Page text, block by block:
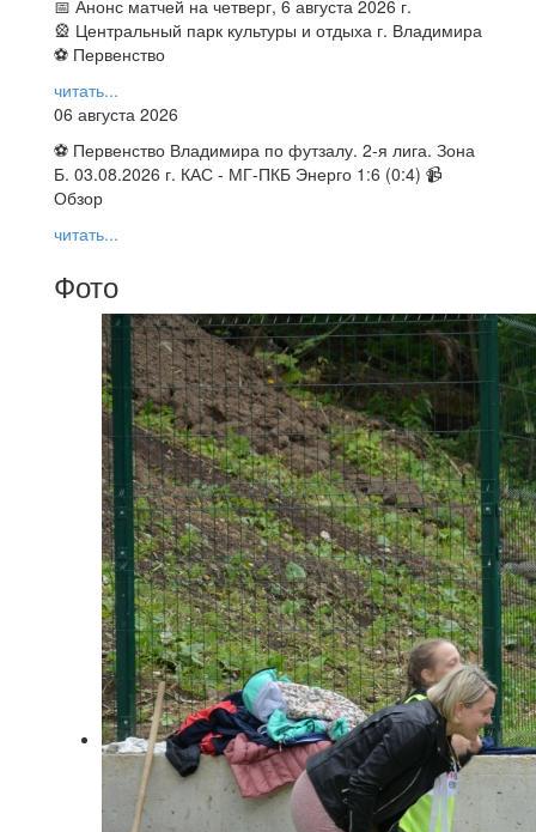
📅 Анонс матчей на четверг, 6 августа 2026 г.
🎡 Центральный парк культуры и отдыха г. Владимира
⚽ Первенство
читать...
06 августа 2026
⚽ Первенство Владимира по футзалу. 2-я лига. Зона
Б. 03.08.2026 г. КАС - МГ-ПКБ Энерго 1:6 (0:4) 📹
Обзор
читать...
Фото